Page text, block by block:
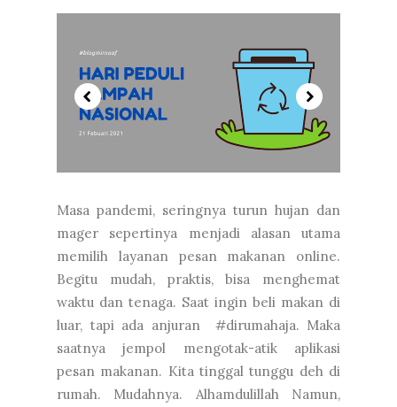
Masa pandemi, seringnya turun hujan dan
mager sepertinya menjadi alasan utama
memilih layanan pesan makanan online.
Begitu mudah, praktis, bisa menghemat
waktu dan tenaga. Saat ingin beli makan di
luar, tapi ada anjuran #dirumahaja. Maka
saatnya jempol mengotak-atik aplikasi
pesan makanan. Kita tinggal tunggu deh di
rumah. Mudahnya. Alhamdulillah Namun,